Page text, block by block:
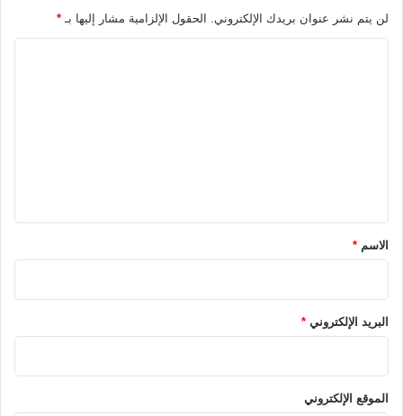
لن يتم نشر عنوان بريدك الإلكتروني. الحقول الإلزامية مشار إليها بـ *
*الاسم *
البريد الإلكتروني *
الموقع الإلكتروني